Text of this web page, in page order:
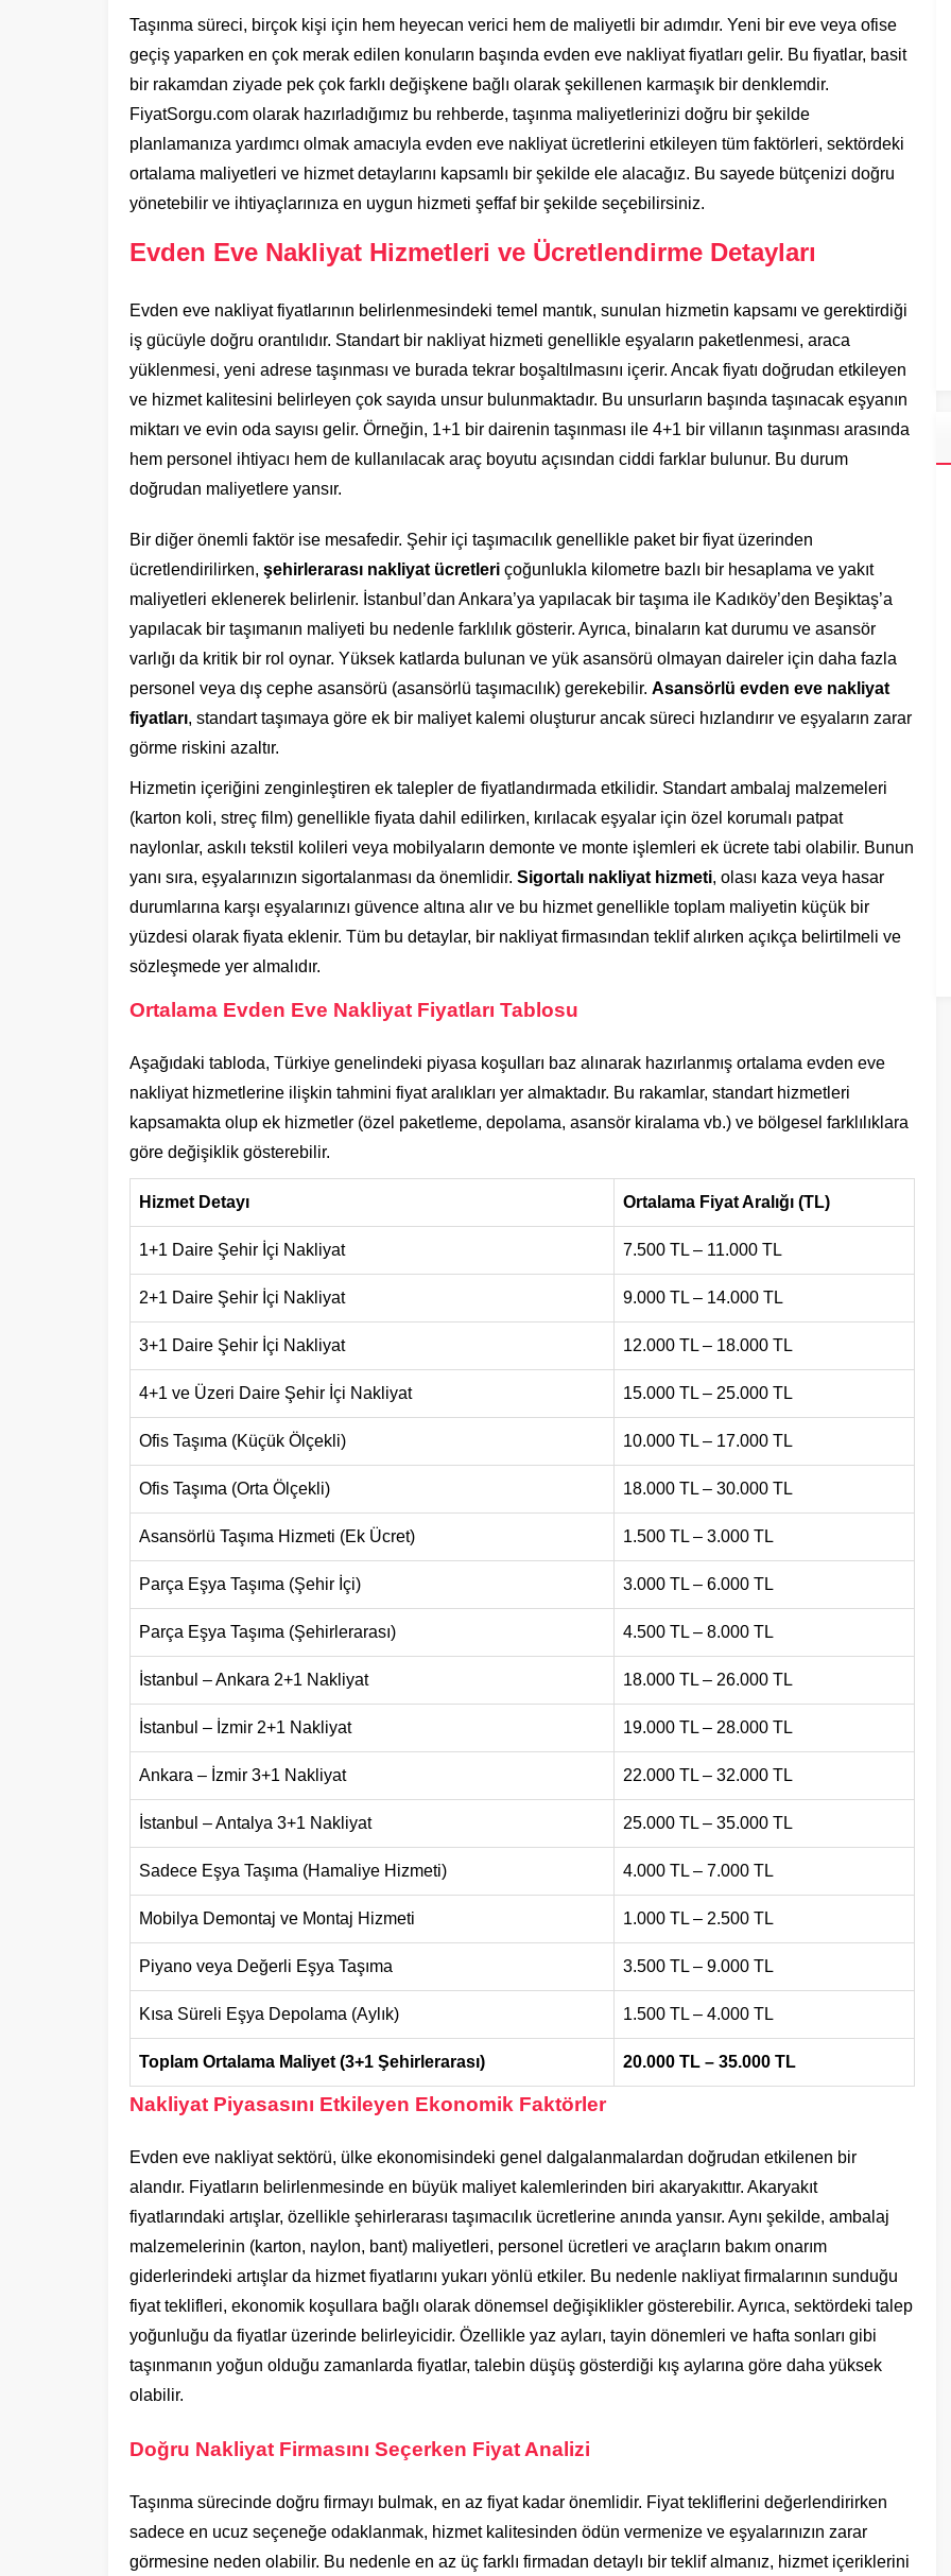
Taşınma süreci, birçok kişi için hem heyecan verici hem de maliyetli bir adımdır. Yeni bir eve veya ofise
geçiş yaparken en çok merak edilen konuların başında evden eve nakliyat fiyatları gelir. Bu fiyatlar, basit
bir rakamdan ziyade pek çok farklı değişkene bağlı olarak şekillenen karmaşık bir denklemdir.
FiyatSorgu.com olarak hazırladığımız bu rehberde, taşınma maliyetlerinizi doğru bir şekilde
planlamanıza yardımcı olmak amacıyla evden eve nakliyat ücretlerini etkileyen tüm faktörleri, sektördeki
ortalama maliyetleri ve hizmet detaylarını kapsamlı bir şekilde ele alacağız. Bu sayede bütçenizi doğru
yönetebilir ve ihtiyaçlarınıza en uygun hizmeti şeffaf bir şekilde seçebilirsiniz.
Evden Eve Nakliyat Hizmetleri ve Ücretlendirme Detayları
Evden eve nakliyat fiyatlarının belirlenmesindeki temel mantık, sunulan hizmetin kapsamı ve gerektirdiği
iş gücüyle doğru orantılıdır. Standart bir nakliyat hizmeti genellikle eşyaların paketlenmesi, araca
yüklenmesi, yeni adrese taşınması ve burada tekrar boşaltılmasını içerir. Ancak fiyatı doğrudan etkileyen
ve hizmet kalitesini belirleyen çok sayıda unsur bulunmaktadır. Bu unsurların başında taşınacak eşyanın
miktarı ve evin oda sayısı gelir. Örneğin, 1+1 bir dairenin taşınması ile 4+1 bir villanın taşınması arasında
hem personel ihtiyacı hem de kullanılacak araç boyutu açısından ciddi farklar bulunur. Bu durum
doğrudan maliyetlere yansır.
Bir diğer önemli faktör ise mesafedir. Şehir içi taşımacılık genellikle paket bir fiyat üzerinden
ücretlendirilirken, şehirlerarası nakliyat ücretleri çoğunlukla kilometre bazlı bir hesaplama ve yakıt
maliyetleri eklenerek belirlenir. İstanbul’dan Ankara’ya yapılacak bir taşıma ile Kadıköy’den Beşiktaş’a
yapılacak bir taşımanın maliyeti bu nedenle farklılık gösterir. Ayrıca, binaların kat durumu ve asansör
varlığı da kritik bir rol oynar. Yüksek katlarda bulunan ve yük asansörü olmayan daireler için daha fazla
personel veya dış cephe asansörü (asansörlü taşımacılık) gerekebilir. Asansörlü evden eve nakliyat
fiyatları, standart taşımaya göre ek bir maliyet kalemi oluşturur ancak süreci hızlandırır ve eşyaların zarar
görme riskini azaltır.
Hizmetin içeriğini zenginleştiren ek talepler de fiyatlandırmada etkilidir. Standart ambalaj malzemeleri
(karton koli, streç film) genellikle fiyata dahil edilirken, kırılacak eşyalar için özel korumalı patpat
naylonlar, askılı tekstil kolileri veya mobilyaların demonte ve monte işlemleri ek ücrete tabi olabilir. Bunun
yanı sıra, eşyalarınızın sigortalanması da önemlidir. Sigortalı nakliyat hizmeti, olası kaza veya hasar
durumlarına karşı eşyalarınızı güvence altına alır ve bu hizmet genellikle toplam maliyetin küçük bir
yüzdesi olarak fiyata eklenir. Tüm bu detaylar, bir nakliyat firmasından teklif alırken açıkça belirtilmeli ve
sözleşmede yer almalıdır.
Ortalama Evden Eve Nakliyat Fiyatları Tablosu
Aşağıdaki tabloda, Türkiye genelindeki piyasa koşulları baz alınarak hazırlanmış ortalama evden eve
nakliyat hizmetlerine ilişkin tahmini fiyat aralıkları yer almaktadır. Bu rakamlar, standart hizmetleri
kapsamakta olup ek hizmetler (özel paketleme, depolama, asansör kiralama vb.) ve bölgesel farklılıklara
göre değişiklik gösterebilir.
Hizmet Detayı Ortalama Fiyat Aralığı (TL)
1+1 Daire Şehir İçi Nakliyat 7.500 TL – 11.000 TL
2+1 Daire Şehir İçi Nakliyat 9.000 TL – 14.000 TL
3+1 Daire Şehir İçi Nakliyat 12.000 TL – 18.000 TL
4+1 ve Üzeri Daire Şehir İçi Nakliyat 15.000 TL – 25.000 TL
Ofis Taşıma (Küçük Ölçekli) 10.000 TL – 17.000 TL
Ofis Taşıma (Orta Ölçekli) 18.000 TL – 30.000 TL
Asansörlü Taşıma Hizmeti (Ek Ücret) 1.500 TL – 3.000 TL
Parça Eşya Taşıma (Şehir İçi) 3.000 TL – 6.000 TL
Parça Eşya Taşıma (Şehirlerarası) 4.500 TL – 8.000 TL
İstanbul – Ankara 2+1 Nakliyat 18.000 TL – 26.000 TL
İstanbul – İzmir 2+1 Nakliyat 19.000 TL – 28.000 TL
Ankara – İzmir 3+1 Nakliyat 22.000 TL – 32.000 TL
İstanbul – Antalya 3+1 Nakliyat 25.000 TL – 35.000 TL
Sadece Eşya Taşıma (Hamaliye Hizmeti) 4.000 TL – 7.000 TL
Mobilya Demontaj ve Montaj Hizmeti 1.000 TL – 2.500 TL
Piyano veya Değerli Eşya Taşıma 3.500 TL – 9.000 TL
Kısa Süreli Eşya Depolama (Aylık) 1.500 TL – 4.000 TL
Toplam Ortalama Maliyet (3+1 Şehirlerarası) 20.000 TL – 35.000 TL
Nakliyat Piyasasını Etkileyen Ekonomik Faktörler
Evden eve nakliyat sektörü, ülke ekonomisindeki genel dalgalanmalardan doğrudan etkilenen bir
alandır. Fiyatların belirlenmesinde en büyük maliyet kalemlerinden biri akaryakıttır. Akaryakıt
fiyatlarındaki artışlar, özellikle şehirlerarası taşımacılık ücretlerine anında yansır. Aynı şekilde, ambalaj
malzemelerinin (karton, naylon, bant) maliyetleri, personel ücretleri ve araçların bakım onarım
giderlerindeki artışlar da hizmet fiyatlarını yukarı yönlü etkiler. Bu nedenle nakliyat firmalarının sunduğu
fiyat teklifleri, ekonomik koşullara bağlı olarak dönemsel değişiklikler gösterebilir. Ayrıca, sektördeki talep
yoğunluğu da fiyatlar üzerinde belirleyicidir. Özellikle yaz ayları, tayin dönemleri ve hafta sonları gibi
taşınmanın yoğun olduğu zamanlarda fiyatlar, talebin düşüş gösterdiği kış aylarına göre daha yüksek
olabilir.
Doğru Nakliyat Firmasını Seçerken Fiyat Analizi
Taşınma sürecinde doğru firmayı bulmak, en az fiyat kadar önemlidir. Fiyat tekliflerini değerlendirirken
sadece en ucuz seçeneğe odaklanmak, hizmet kalitesinden ödün vermenize ve eşyalarınızın zarar
görmesine neden olabilir. Bu nedenle en az üç farklı firmadan detaylı bir teklif almanız, hizmet içeriklerini